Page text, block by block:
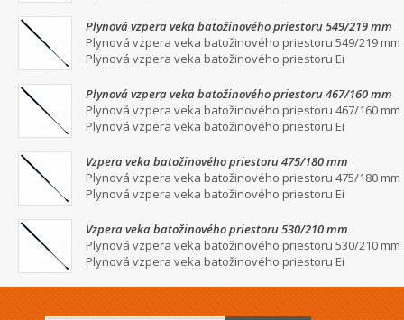
Plynová vzpera veka batožinového priestoru 549/219 mm
Plynová vzpera veka batožinového priestoru 549/219 mm
Plynová vzpera veka batožinového priestoru Ei
Plynová vzpera veka batožinového priestoru 467/160 mm
Plynová vzpera veka batožinového priestoru 467/160 mm
Plynová vzpera veka batožinového priestoru Ei
Vzpera veka batožinového priestoru 475/180 mm
Plynová vzpera veka batožinového priestoru 475/180 mm
Plynová vzpera veka batožinového priestoru Ei
Vzpera veka batožinového priestoru 530/210 mm
Plynová vzpera veka batožinového priestoru 530/210 mm
Plynová vzpera veka batožinového priestoru Ei